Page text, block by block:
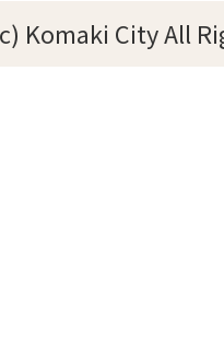
Komaki City All